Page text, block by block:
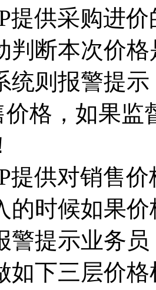
提供采购进
判断本次价
统则报警提示
价格，如果
提供对销售
的时候如果
警提示业务
如下三层价